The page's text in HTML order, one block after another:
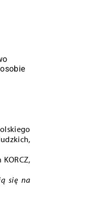
się na